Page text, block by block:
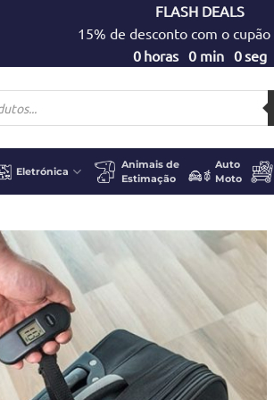
FLASH DEALS
15% de desconto com o cupão
0 horas 0 min 0seg
Eletrónica
Animais de
Estimação
Auto
Moto